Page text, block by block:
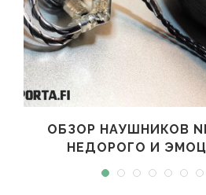
ОБЗОР НАУШНИКОВ
НЕДОРОГО И